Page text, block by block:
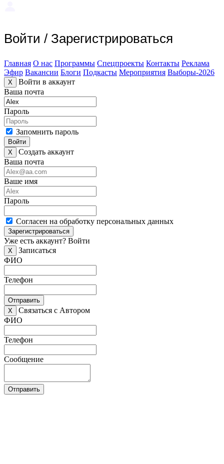
Войти / Зарегистрироваться
Главная О нас Программы Спецпроекты Контакты Реклама
Эфир Вакансии Блоги Подкасты Мероприятия Выборы-2026
X
Войти в аккаунт
Ваша почта
Пароль
Запомнить пароль
Войти
X
Создать аккаунт
Ваша почта
Ваше имя
Пароль
Согласен на обработку персональных данных
Зарегистрироваться
Уже есть аккаунт? Войти
X
Записаться
ФИО
Телефон
Отправить
X
Связаться с Автором
ФИО
Телефон
Сообщение
Отправить